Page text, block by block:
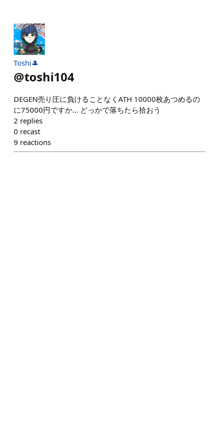
Toshi🎩
@toshi104
DEGEN売り圧に負けることなくATH 10000枚あつめるの
に75000円ですか... どっかで落ちたら拾おう
2 replies
0 recast
9 reactions